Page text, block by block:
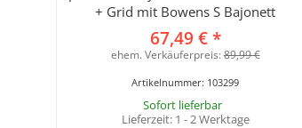
+ Grid mit Bowens S Bajonett
67,49 €*
ehem. Verkäuferpreis:89,99 €
Artikelnummer: 103299
Sofort lieferbar
Lieferzeit: 1 - 2 Werktage